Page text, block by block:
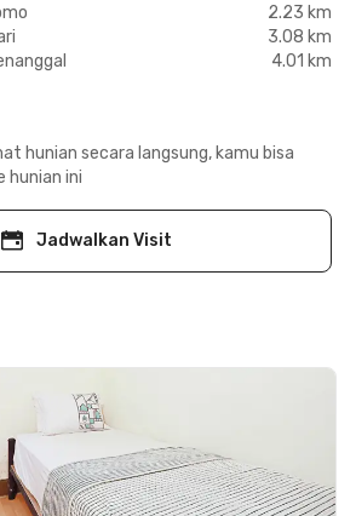
2.23 km
3.08 km
4.01 km
hunian secara langsung, kamu bisa
hunian ini
Jadwalkan Visit